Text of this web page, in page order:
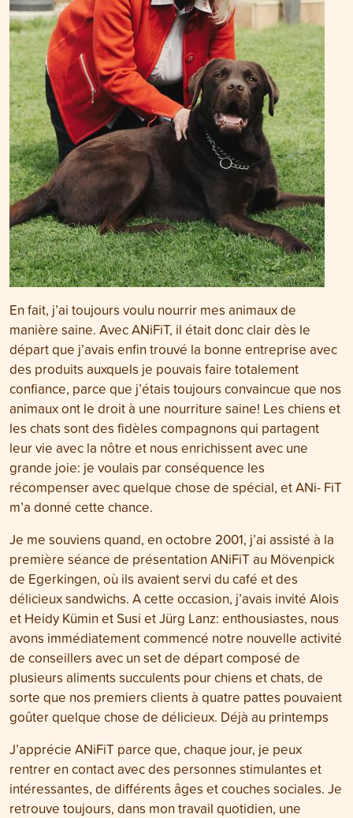
En fait, j’ai toujours voulu nourrir mes animaux de
manière saine. Avec ANiFiT, il était donc clair dès le
départ que j’avais enfin trouvé la bonne entreprise avec
des produits auxquels je pouvais faire totalement
confiance, parce que j’étais toujours convaincue que nos
animaux ont le droit à une nourriture saine! Les chiens et
les chats sont des fidèles compagnons qui partagent
leur vie avec la nôtre et nous enrichissent avec une
grande joie: je voulais par conséquence les
récompenser avec quelque chose de spécial, et ANi- FiT
m’a donné cette chance.
Je me souviens quand, en octobre 2001, j’ai assisté à la
première séance de présentation ANiFiT au Mövenpick
de Egerkingen, où ils avaient servi du café et des
délicieux sandwichs. A cette occasion, j’avais invité Alois
et Heidy Kümin et Susi et Jürg Lanz: enthousiastes, nous
avons immédiatement commencé notre nouvelle activité
de conseillers avec un set de départ composé de
plusieurs aliments succulents pour chiens et chats, de
sorte que nos premiers clients à quatre pattes pouvaient
goûter quelque chose de délicieux. Déjà au printemps
J’apprécie ANiFiT parce que, chaque jour, je peux
rentrer en contact avec des personnes stimulantes et
intéressantes, de différents âges et couches sociales. Je
retrouve toujours, dans mon travail quotidien, une